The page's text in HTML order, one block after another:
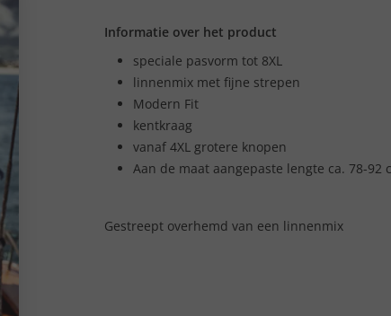
Informatie over het product
speciale pasvorm tot 8XL
linnenmix met fijne strepen
Modern Fit
kentkraag
vanaf 4XL grotere knopen
Aan de maat aangepaste lengte ca. 78-92
Gestreept overhemd van een linnenmix